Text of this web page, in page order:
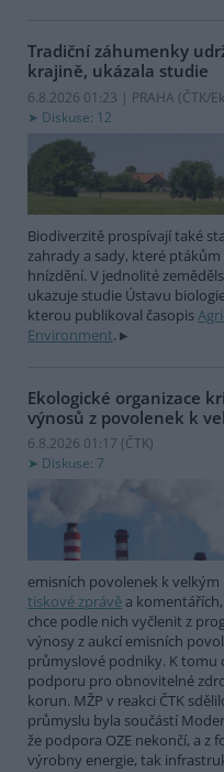
Tradiční záhumenky
krajině, ukázala studie
6.8.2026 01:23 | PRAHA (ČTK/
Diskuse: 12
Biodiverzitě prospívají také
zahrady a sady, které
hnízdění. V jednolité
ukazuje studie Ústavu
kterou publikoval časopis
Environment.
Ekologické organizace
výnosů z povolenek k
6.8.2026 01:17 (ČTK)
Diskuse: 7
emisních povolenek k
tiskové zprávě a
chce podle nich vyčlenit z
výnosy z aukcí emisních
průmyslové podniky. K tomu
podporu pro obnovitelné
korun. MŽP v reakci ČTK
průmyslu byla součástí
že podpora OZE nekončí, a
výrobny energie, tak